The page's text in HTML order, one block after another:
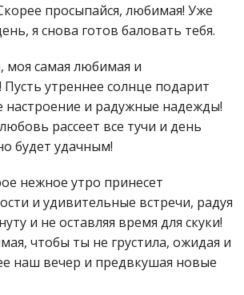
просыпайся, любимая! Уже
я снова готов баловать тебя.
самая любимая и
Пусть утреннее солнце подарит
настроение и радужные надежды!
рассеет все тучи и день
будет удачным!
нежное утро принесет
и удивительные встречи, радуя
и не оставляя время для скуки!
чтобы ты не грустила, ожидая и
наш вечер и предвкушая новые